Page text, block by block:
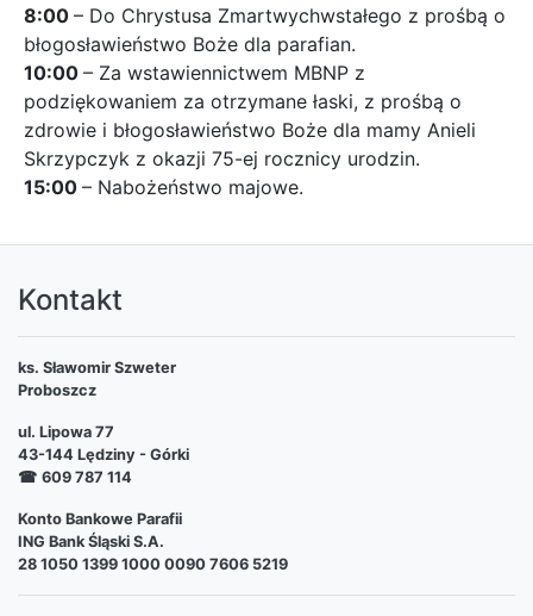
8:00 – Do Chrystusa Zmartwychwstałego z prośbą o
błogosławieństwo Boże dla parafian.
10:00 – Za wstawiennictwem MBNP z
podziękowaniem za otrzymane łaski, z prośbą o
zdrowie i błogosławieństwo Boże dla mamy Anieli
Skrzypczyk z okazji 75-ej rocznicy urodzin.
15:00 – Nabożeństwo majowe.
Kontakt
ks. Sławomir Szweter
Proboszcz
ul. Lipowa 77
43-144 Lędziny - Górki
☎ 609 787 114
Konto Bankowe Parafii
ING Bank Śląski S.A.
28 1050 1399 1000 0090 7606 5219